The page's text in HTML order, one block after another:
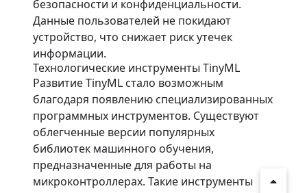
безопасности и конфиденциальности.
Данные пользователей не покидают
устройство, что снижает риск утечек
информации.
Технологические инструменты TinyML
Развитие TinyML стало возможным
благодаря появлению специализированных
программных инструментов. Существуют
облегченные версии популярных
библиотек машинного обучения,
предназначенные для работы на
микроконтроллерах. Такие инструменты